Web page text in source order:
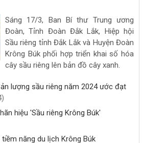
Sáng 17/3, Ban Bí thư Trung ương
Đoàn, Tỉnh Đoàn Đắk Lắk, Hiệp hội
Sầu riêng tỉnh Đắk Lắk và Huyện Đoàn
Krông Búk phối hợp triển khai số hóa
cây sầu riêng lên bản đồ cây xanh.
lượng sầu riêng năm 2024 ước đạt
hiệu 'Sầu riêng Krông Búk'
năng du lịch Krông Búk